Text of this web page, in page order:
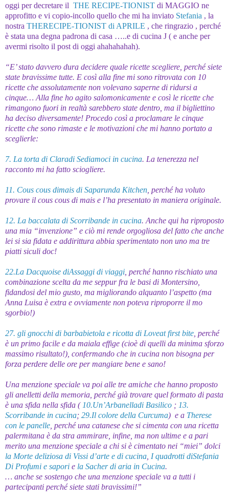
oggi per decretare il THE RECIPE-TIONIST di MAGGIO ne
approfitto e vi copio-incollo quello che mi ha inviato Stefania , la
nostra THERECIPE-TIONIST di APRILE , che ringrazio , perché
è stata una degna padrona di casa …..e di cucina J ( e anche per
avermi risolto il post di oggi ahahahahah).
“E’ stato davvero dura decidere quale ricette scegliere, perché siete
state bravissime tutte. E così alla fine mi sono ritrovata con 10
ricette che assolutamente non volevano saperne di ridursi a
cinque… Alla fine ho agito salomonicamente e così le ricette che
rimangono fuori in realtà sarebbero state dentro, ma il bigliettino
ha deciso diversamente! Procedo così a proclamare le cinque
ricette che sono rimaste e le motivazioni che mi hanno portato a
sceglierle:
7. La torta di Claradi Sediamoci in cucina. La tenerezza nel
racconto mi ha fatto sciogliere.
11. Cous cous dimais di Saparunda Kitchen , perché ha voluto
provare il cous cous di mais e l’ha presentato in maniera originale.
12. La baccalata di Scorribande in cucina. Anche qui ha riproposto
una mia “invenzione” e ciò mi rende orgogliosa del fatto che anche
lei si sia fidata e addirittura abbia sperimentato non uno ma tre
piatti siculi doc!
22.La Dacquoise diAssaggi di viaggi , perché hanno rischiato una
combinazione scelta da me seppur fra le basi di Montersino,
fidandosi del mio gusto, ma migliorando alquanto l’aspetto (ma
Anna Luisa è extra e ovviamente non poteva riproporre il mo
sgorbio!)
27. gli gnocchi di barbabietola e ricotta di Loveat first bite , perché
è un primo facile e da maiala effige (cioè di quelli da minima sforzo
massimo risultato!), confermando che in cucina non bisogna per
forza perdere delle ore per mangiare bene e sano!
Una menzione speciale va poi alle tre amiche che hanno proposto
gli anelletti della memoria, perché già trovare quel formato di pasta
è una sfida nella sfida ( 10.Un’Arbanelladi Basilico ; 13.
Scorribande in cucina; 29.Il colore della Curcuma) e a Therese
con le panelle , perché una catanese che si cimenta con una ricetta
palermitana è da stra ammirare, infine, ma non ultime e a pari
merito una menzione speciale a chi si è cimentato nei “miei” dolci
la Morte deliziosa di Vissi d’arte e di cucina I quadrotti diStefania
Di Profumi e sapori e la Sacher di aria in Cucina.
… anche se sostengo che una menzione speciale va a tutti i
partecipanti perché siete stati bravissimi!”